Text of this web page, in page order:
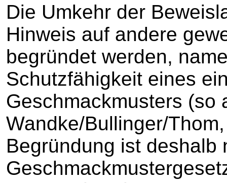
Die Umkehr der
Hinweis auf andere
begründet werden,
Schutzfähigkeit eines
Geschmackmusters (so
Wandke/Bullinger/
Begründung ist deshalb